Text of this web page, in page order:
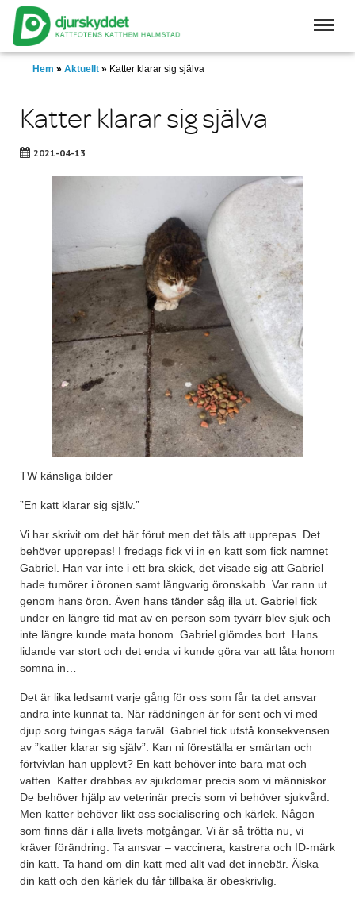
Skip
main
contentHem » Aktuellt » Katter klarar sig själva
Katter klarar sig själva
2021-04-13
TW känsliga bilder
”En katt klarar sig själv.”
Vi har skrivit om det här förut men det tåls att upprepas. Det
behöver upprepas! I fredags fick vi in en katt som fick namnet
Gabriel. Han var inte i ett bra skick, det visade sig att Gabriel
hade tumörer i öronen samt långvarig öronskabb. Var rann ut
genom hans öron. Även hans tänder såg illa ut. Gabriel fick
under en längre tid mat av en person som tyvärr blev sjuk och
inte längre kunde mata honom. Gabriel glömdes bort. Hans
lidande var stort och det enda vi kunde göra var att låta honom
somna in…
Det är lika ledsamt varje gång för oss som får ta det ansvar
andra inte kunnat ta. När räddningen är för sent och vi med
djup sorg tvingas säga farväl. Gabriel fick utstå konsekvensen
av ”katter klarar sig själv”. Kan ni föreställa er smärtan och
förtvivlan han upplevt? En katt behöver inte bara mat och
vatten. Katter drabbas av sjukdomar precis som vi människor.
De behöver hjälp av veterinär precis som vi behöver sjukvård.
Men katter behöver likt oss socialisering och kärlek. Någon
som finns där i alla livets motgångar. Vi är så trötta nu, vi
kräver förändring. Ta ansvar – vaccinera, kastrera och ID-märk
din katt. Ta hand om din katt med allt vad det innebär. Älska
din katt och den kärlek du får tillbaka är obeskrivlig.